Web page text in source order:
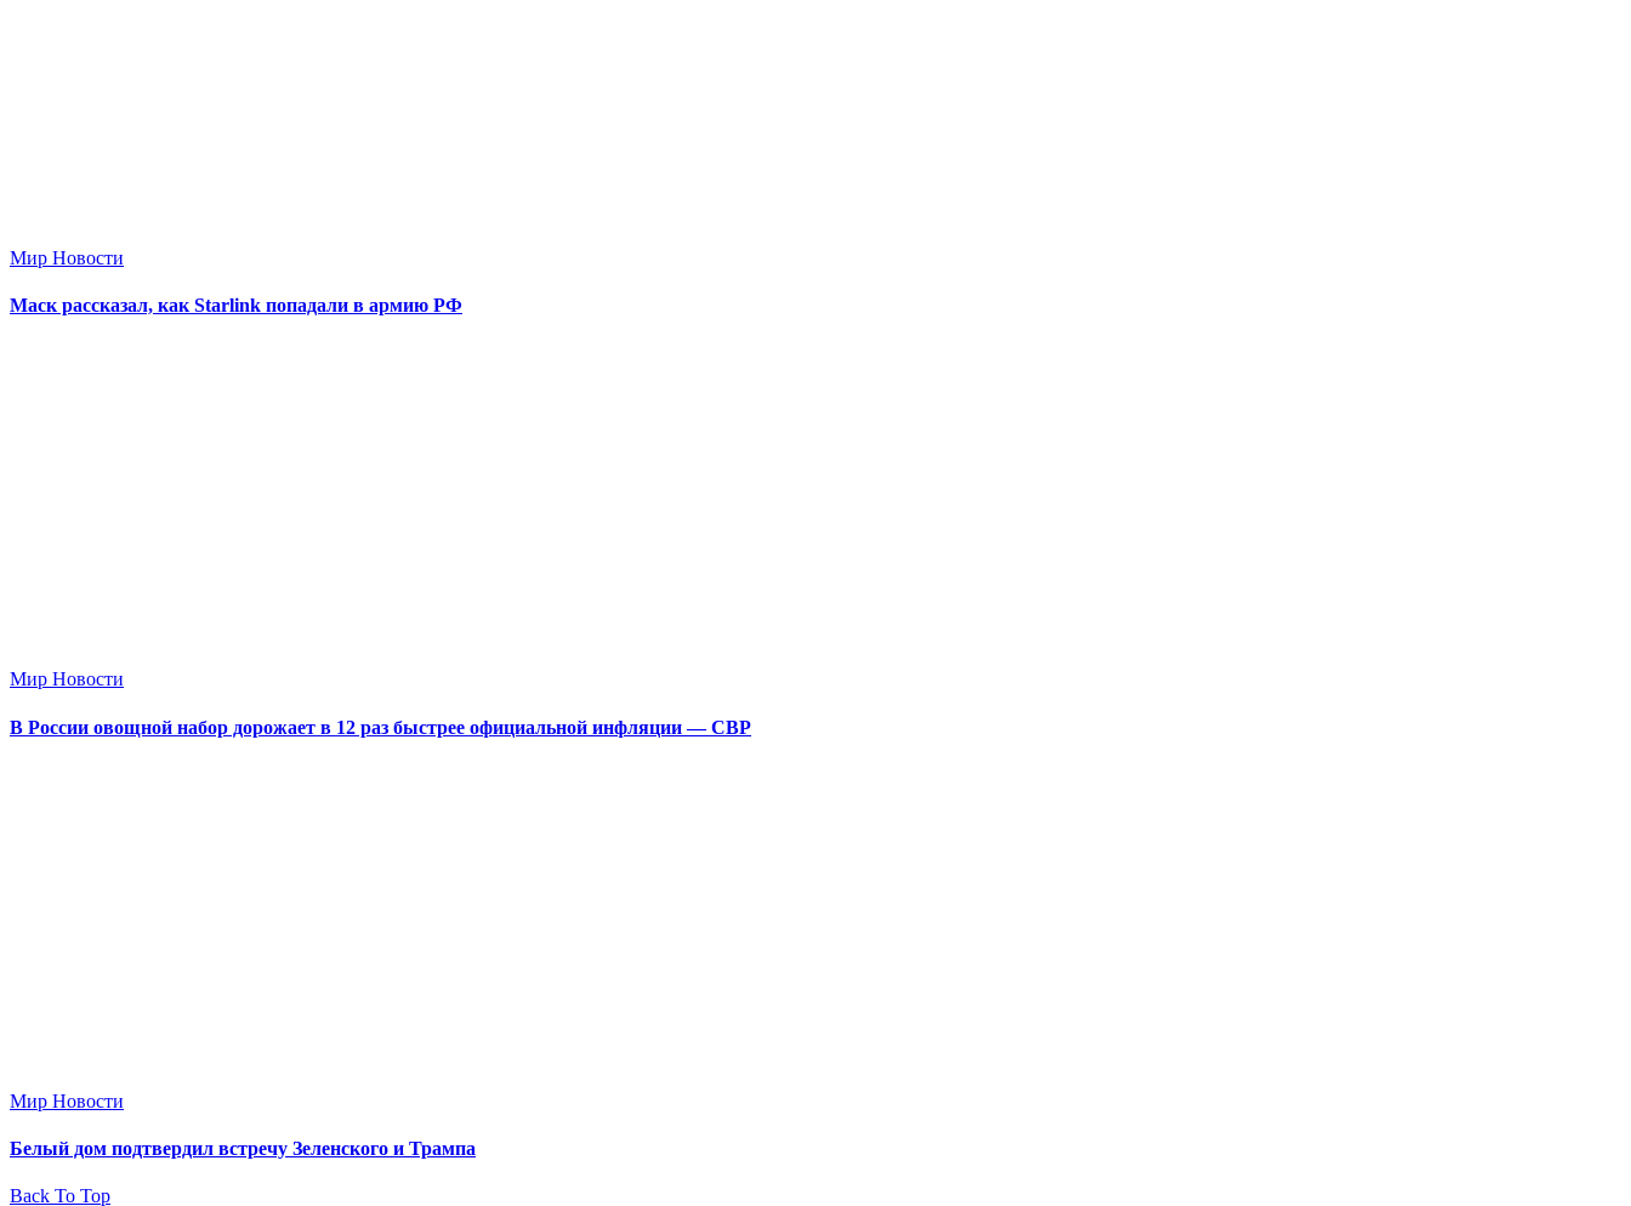
Мир Новости
Маск рассказал, как Starlink попадали в армию РФ
Мир Новости
В России овощной набор дорожает в 12 раз быстрее официальной инфляции — СВР
Мир Новости
Белый дом подтвердил встречу Зеленского и Трампа
Back To Top